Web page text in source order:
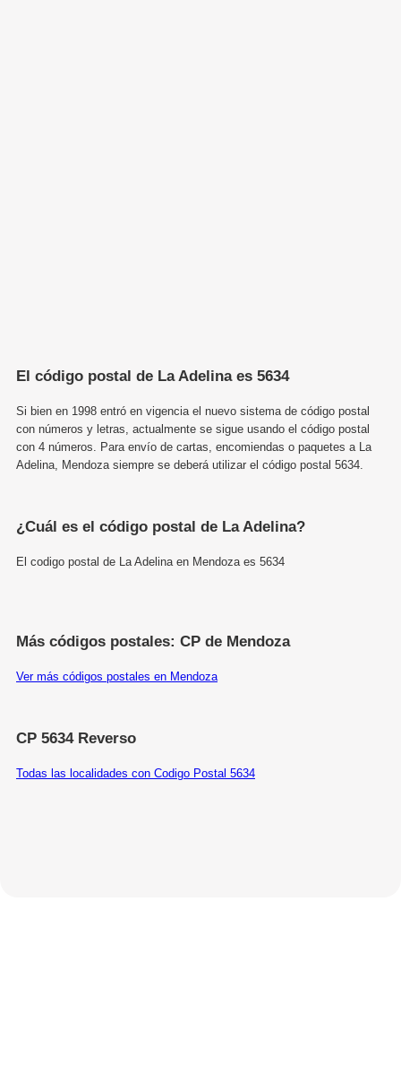
El código postal de La Adelina es 5634
Si bien en 1998 entró en vigencia el nuevo sistema de código postal
con números y letras, actualmente se sigue usando el código postal
con 4 números. Para envío de cartas, encomiendas o paquetes a La
Adelina, Mendoza siempre se deberá utilizar el código postal 5634.
¿Cuál es el código postal de La Adelina?
El codigo postal de La Adelina en Mendoza es 5634
Más códigos postales: CP de Mendoza
Ver más códigos postales en Mendoza
CP 5634 Reverso
Todas las localidades con Codigo Postal 5634